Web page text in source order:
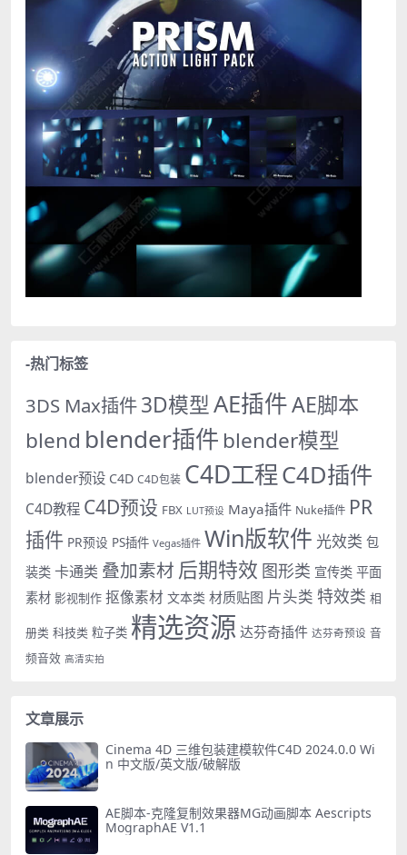
-热门标签
3DS Max插件3D模型AE插件AE脚本
blend blender插件 blender模型
blender预设 C4D C4D包装 C4D工程C4D插件
C4D教程 C4D预设 FBX LUT预设 Maya插件 Nuke插件 PR
插件 PR预设 PS插件 Vegas插件 Win版软件 光效类 包
装类 卡通类 叠加素材 后期特效 图形类 宣传类 平面
素材 影视制作 抠像素材 文本类 材质贴图 片头类 特效类 相
册类 科技类 粒子类 精选资源 达芬奇插件 达芬奇预设 音
频音效 高清实拍
文章展示
Cinema 4D 三维包装建模软件C4D 2024.0.0 Wi
n 中文版/英文版/破解版
AE脚本-克隆复制效果器MG动画脚本 Aescripts
MographAE V1.1